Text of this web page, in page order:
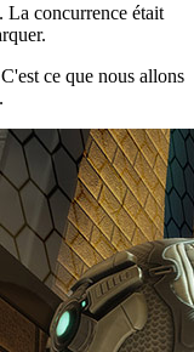
La concurrence était
ce que nous allons